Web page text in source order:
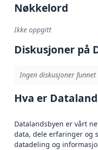
Nøkkelord
Ikke oppgitt
Diskusjoner på
Ingen diskusjoner funnet
Hva er
Datalandsbyen er vårt
data, dele erfaringer og
datadeling og